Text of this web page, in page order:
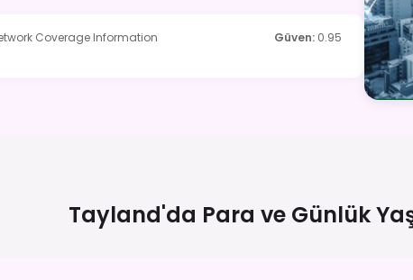
Coverage Information Güven: 0.95
Tayland'da Para ve Günlük